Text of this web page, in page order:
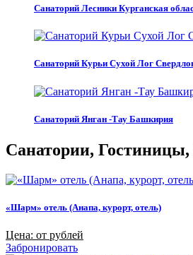
Санаторий Лесники Курганская
Санаторий Курьи Сухой Лог
Санаторий Янган -Тау Башкирия
Санатории,
«Шарм» отель (Анапа, курорт, отель)
Цена: от рублей
Забронировать